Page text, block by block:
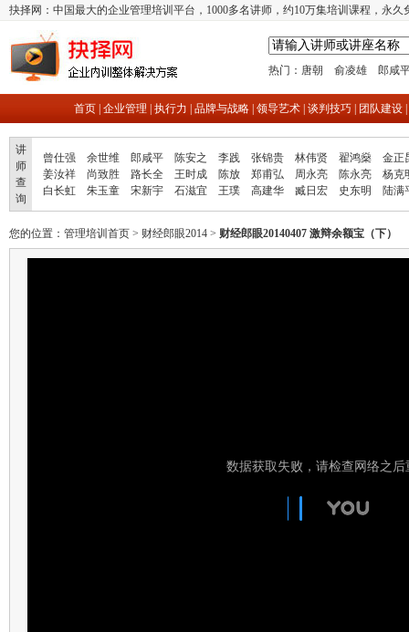
抉择网：中国最大的企业管理培训平台，1000多名讲师，约10万集培训课程，永
热门： 唐朝 俞凌雄 郎咸
首页| 企业管理 执行力 品牌与战略| 领导艺术| 谈判技巧| 团队建设|
讲
师
查
询
曾仕强 余世维 郎咸平 陈安之 李践 张锦贵 林伟贤 翟鸿燊
金正
姜汝祥
尚致胜 路长全 王时成 陈放 郑甫弘 周永亮 陈永亮
杨克
白长虹
朱玉童 宋新宇 石滋宜 王璞 高建华 臧日宏 史东明 陆满
您的位置： 管理培训首页 > 财经郎眼2014 > 财经郎眼20140407 激辩余额宝（下）